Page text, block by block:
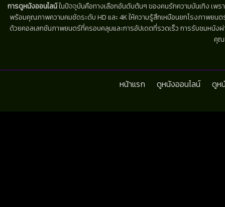
การดูหนังออนไลน์ในปัจจุบันคือทางเลือกอันดับต้นๆ ของคนรักความบันเทิง เพร
พร้อมคุณภาพความคมชัดระดับ HD และ 4K ให้ความรู้สึกเหมือนยกโรงภาพยน
ด้วยคอลเลกชันภาพยนตร์ที่ครอบคลุมและการอัปเดตที่รวดเร็ว การรับชมหนัง
คุณ
หน้าแรก ดูหนังออนไลน์ ดูห